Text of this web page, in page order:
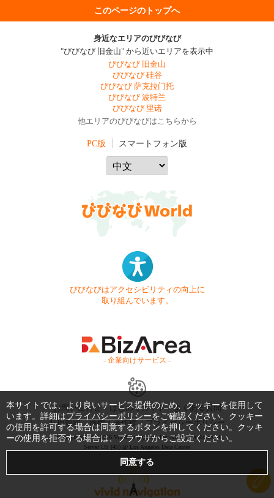
このページのトップへ
身近なエリアのびびなび
"びびなび 旧金山" から近いエリアを表示中
びびなび 旧金山
びびなび 硅谷
びびなび 萨克拉门托
びびなび 波特兰
びびなび 里诺
他エリアのびびなびはこちらから
PC版 スマートフォン版
びびなびはアクセシビリティの向上に
取り組んでいます。
- 企業向けサービス -
お問い合わせ はじめてガイド
よくある質問
利用規約
商標・著作権 プライバシーポリシー
Copyright © 1999-2026 Vivid Navigation, Inc. All Rights Reserved.
Server US (45) @ Los Angeles Data Center
本サイトでは、より良いサービス提供のため、クッキーを使用して
います。詳細はプライバシーポリシーをご確認ください。クッキー
の使用を許可する場合は同意するボタンを押してください。クッキ
ーの使用を拒否する場合は、ブラウザからご設定ください。